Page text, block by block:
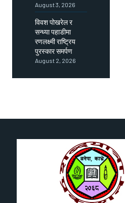
August 3, 2026
विवश पोखरेल र
सन्ध्या पहाडीमा
रणलक्ष्मी राष्ट्रिय
पुरस्कार समर्पण
August 2, 2026